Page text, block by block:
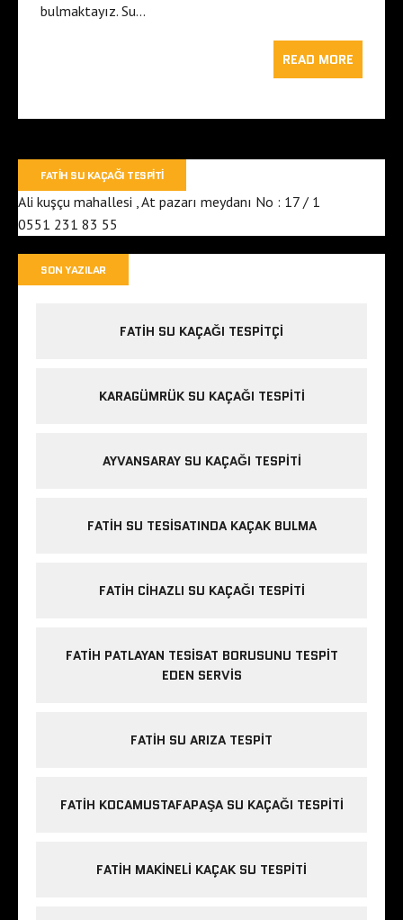
bulmaktayız. Su…
READ MORE
FATIH SU KAÇAĞI TESPITI
Ali kuşçu mahallesi , At pazarı meydanı No : 17 / 1
0551 231 83 55
SON YAZILAR
FATIH SU KAÇAĞI TESPITÇI
KARAGÜMRÜK SU KAÇAĞI TESPITI
AYVANSARAY SU KAÇAĞI TESPITI
FATIH SU TESISATINDA KAÇAK BULMA
FATIH CIHAZLI SU KAÇAĞI TESPITI
FATIH PATLAYAN TESISAT BORUSUNU TESPIT
EDEN SERVIS
FATIH SU ARIZA TESPIT
FATIH KOCAMUSTAFAPAŞA SU KAÇAĞI TESPITI
FATIH MAKINELI KAÇAK SU TESPITI